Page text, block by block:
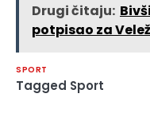
Drugi čitaju:
potpisao za Velež
SPORT
Tagged Sport